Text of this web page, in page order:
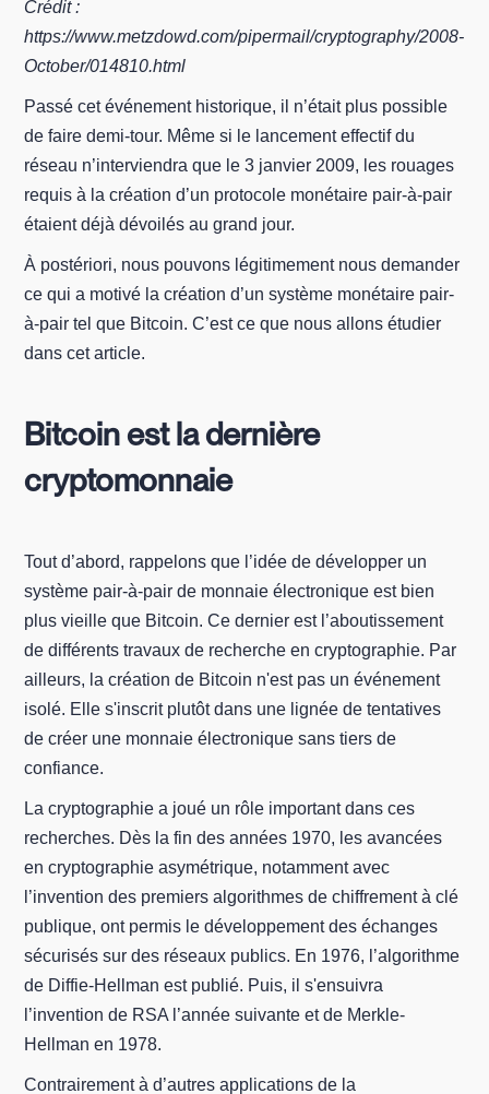
Crédit :
https://www.metzdowd.com/pipermail/cryptography/2008-
October/014810.html
Passé cet événement historique, il n’était plus possible
de faire demi-tour. Même si le lancement effectif du
réseau n’interviendra que le 3 janvier 2009, les rouages
requis à la création d’un protocole monétaire pair-à-pair
étaient déjà dévoilés au grand jour.
À postériori, nous pouvons légitimement nous demander
ce qui a motivé la création d’un système monétaire pair-
à-pair tel que Bitcoin. C’est ce que nous allons étudier
dans cet article.
Bitcoin est la dernière
cryptomonnaie
Tout d’abord, rappelons que l’idée de développer un
système pair-à-pair de monnaie électronique est bien
plus vieille que Bitcoin. Ce dernier est l’aboutissement
de différents travaux de recherche en cryptographie. Par
ailleurs, la création de Bitcoin n'est pas un événement
isolé. Elle s'inscrit plutôt dans une lignée de tentatives
de créer une monnaie électronique sans tiers de
confiance.
La cryptographie a joué un rôle important dans ces
recherches. Dès la fin des années 1970, les avancées
en cryptographie asymétrique, notamment avec
l’invention des premiers algorithmes de chiffrement à clé
publique, ont permis le développement des échanges
sécurisés sur des réseaux publics. En 1976, l’algorithme
de Diffie-Hellman est publié. Puis, il s'ensuivra
l’invention de RSA l’année suivante et de Merkle-
Hellman en 1978.
Contrairement à d’autres applications de la